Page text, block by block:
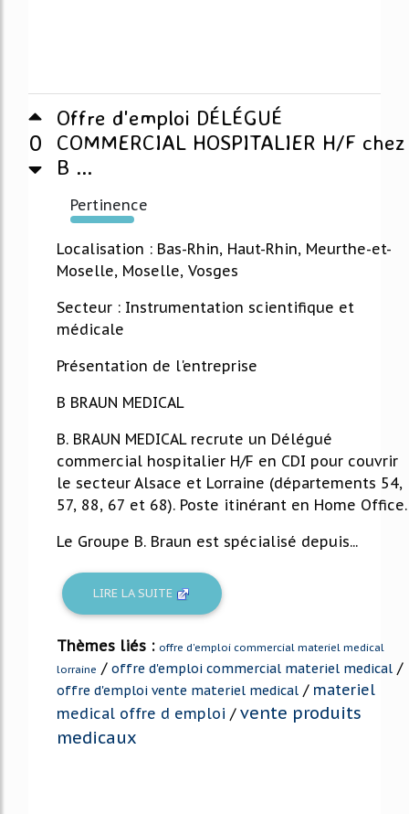
0
Offre d'emploi DÉLÉGUÉ
COMMERCIAL HOSPITALIER H/F chez
B ...
Pertinence
165%
Localisation : Bas-Rhin, Haut-Rhin, Meurthe-et-
Moselle, Moselle, Vosges
Secteur : Instrumentation scientifique et
médicale
Présentation de l'entreprise
B BRAUN MEDICAL
B. BRAUN MEDICAL recrute un Délégué
commercial hospitalier H/F en CDI pour couvrir
le secteur Alsace et Lorraine (départements 54,
57, 88, 67 et 68). Poste itinérant en Home Office.
Le Groupe B. Braun est spécialisé depuis...
LIRE LA SUITE
Thèmes liés : offre d'emploi commercial materiel medical
lorraine / offre d'emploi commercial materiel medical /
offre d'emploi vente materiel medical / materiel
medical offre d emploi / vente produits
medicaux